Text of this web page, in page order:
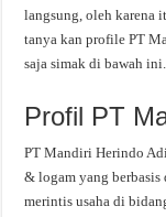
langsung, oleh karena
tanya kan profile PT
saja simak di bawah ini.
Profil PT
PT Mandiri Herindo
& logam yang
merintis usaha di